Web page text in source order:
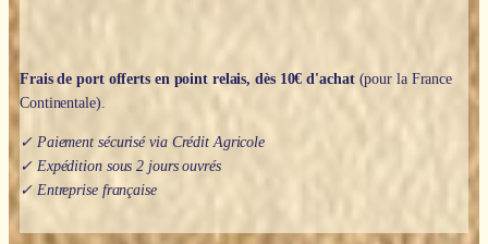
Frais de port offerts en point relais, dès 10€ d'achat(pour la France
Continentale).
✓ Paiement sécurisé via Crédit Agricole
✓ Expédition sous 2 jours ouvrés
✓ Entreprise française